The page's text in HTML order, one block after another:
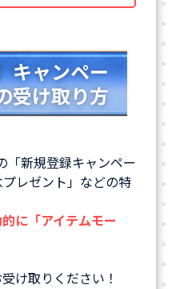
キャンペー
受け取り方
「新規登録キャンペー
レゼント」などの特
に「アイテムモー
け取りください！